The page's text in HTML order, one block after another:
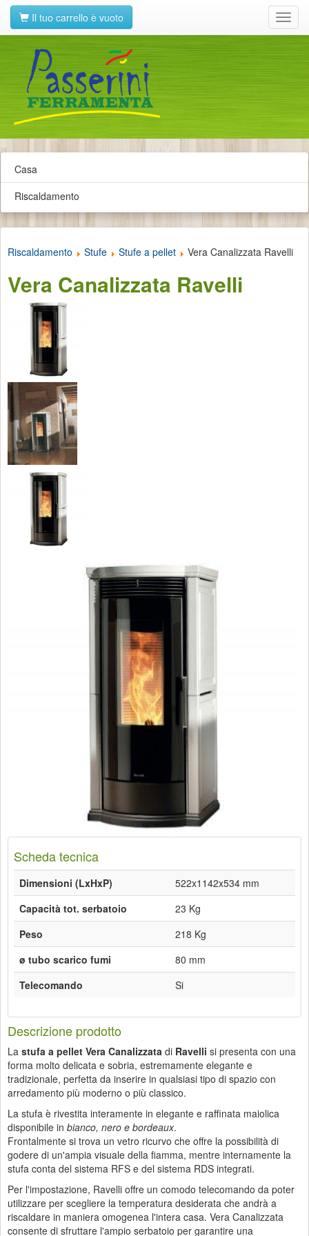
Il tuo carrello è vuoto
Casa
Riscaldamento
Riscaldamento Stufe Stufe a pellet Vera Canalizzata Ravelli
Vera Canalizzata Ravelli
Scheda tecnica
Dimensioni (LxHxP)
522x1142x534 mm
Capacità tot. serbatoio
23 Kg
Peso
218 Kg
ø tubo scarico fumi
80 mm
Telecomando
Si
Descrizione prodotto
La stufa a pellet Vera Canalizzata di Ravelli si presenta con una
forma molto delicata e sobria, estremamente elegante e
tradizionale, perfetta da inserire in qualsiasi tipo di spazio con
arredamento più moderno o più classico.
La stufa è rivestita interamente in elegante e raffinata maiolica
disponibile in bianco, nero e bordeaux.
Frontalmente si trova un vetro ricurvo che offre la possibilità di
godere di un'ampia visuale della fiamma, mentre internamente la
stufa conta del sistema RFS e del sistema RDS integrati.
Per l'impostazione, Ravelli offre un comodo telecomando da poter
utilizzare per scegliere la temperatura desiderata che andrà a
riscaldare in maniera omogenea l'intera casa. Vera Canalizzata
consente di sfruttare l'ampio serbatoio per garantire una